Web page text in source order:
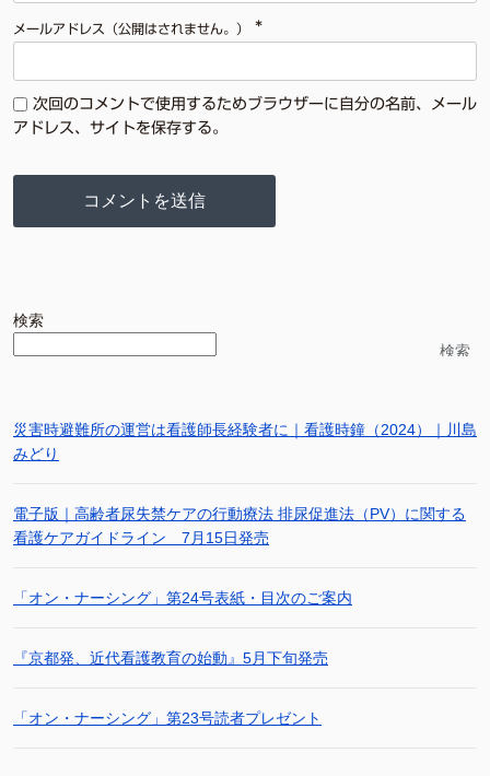
メールアドレス（公開はされません。） *
次回のコメントで使用するためブラウザーに自分の名前、メール
アドレス、サイトを保存する。
検索
検索
災害時避難所の運営は看護師長経験者に｜看護時鐘（2024）｜川島
みどり
電子版｜高齢者尿失禁ケアの行動療法 排尿促進法（PV）に関する
看護ケアガイドライン 7月15日発売
「オン・ナーシング」第24号表紙・目次のご案内
『京都発、近代看護教育の始動』5月下旬発売
「オン・ナーシング」第23号読者プレゼント